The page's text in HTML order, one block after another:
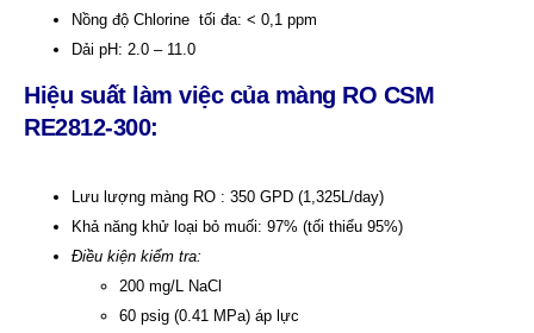
Nồng độ Chlorine tối đa: < 0,1 ppm
Dải pH: 2.0 – 11.0
Hiệu suất làm việc của màng RO CSM
RE2812-300:
Lưu lượng màng RO : 350 GPD (1,325L/day)
Khả năng khử loại bỏ muối: 97% (tối thiểu 95%)
Điều kiện kiểm tra:
200 mg/L NaCl
60 psig (0.41 MPa) áp lực